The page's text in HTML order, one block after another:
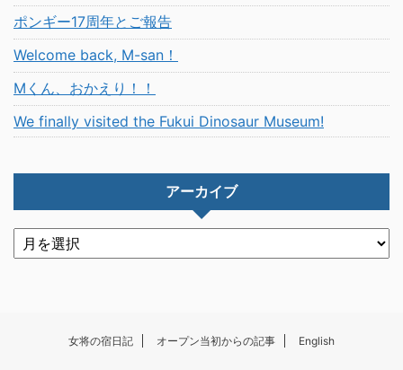
ポンギー17周年とご報告
Welcome back, M-san！
Mくん、おかえり！！
We finally visited the Fukui Dinosaur Museum!
アーカイブ
女将の宿日記 オープン当初からの記事 English